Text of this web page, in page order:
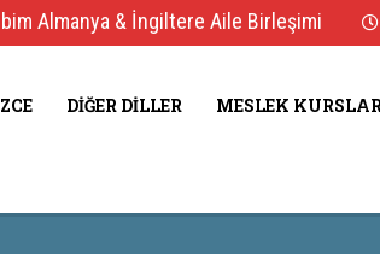
Almanya & İngiltere Aile Birleşimi
DIĞER DILLER MESLEK